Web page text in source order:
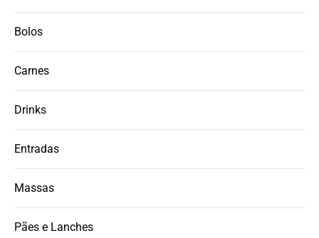
Bolos
Carnes
Drinks
Entradas
Massas
Pães e Lanches